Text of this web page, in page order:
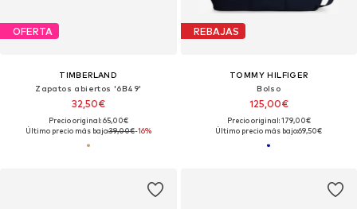
OFERTA
TIMBERLAND
Zapatos abiertos '6B49'
32,50€
Precio original: 65,00€
Último precio más bajo:39,00€-16%
REBAJAS
TOMMY HILFIGER
Bolso
125,00€
Precio original: 179,00€
Último precio más bajo:69,50€